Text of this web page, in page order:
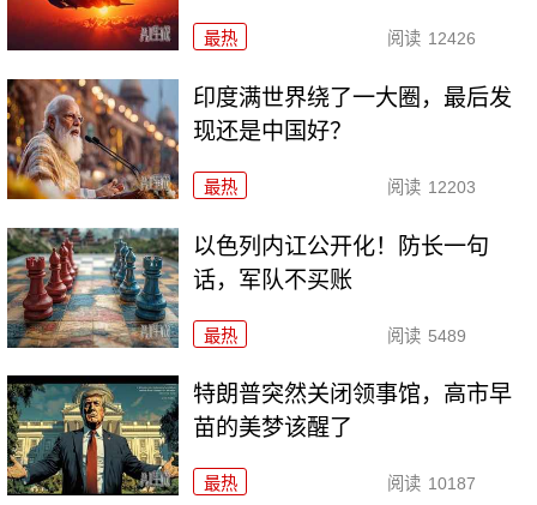
最热 阅读 12426
印度满世界绕了一大圈，最后发
现还是中国好？
最热 阅读 12203
以色列内讧公开化！防长一句
话，军队不买账
最热 阅读 5489
特朗普突然关闭领事馆，高市早
苗的美梦该醒了
最热 阅读 10187